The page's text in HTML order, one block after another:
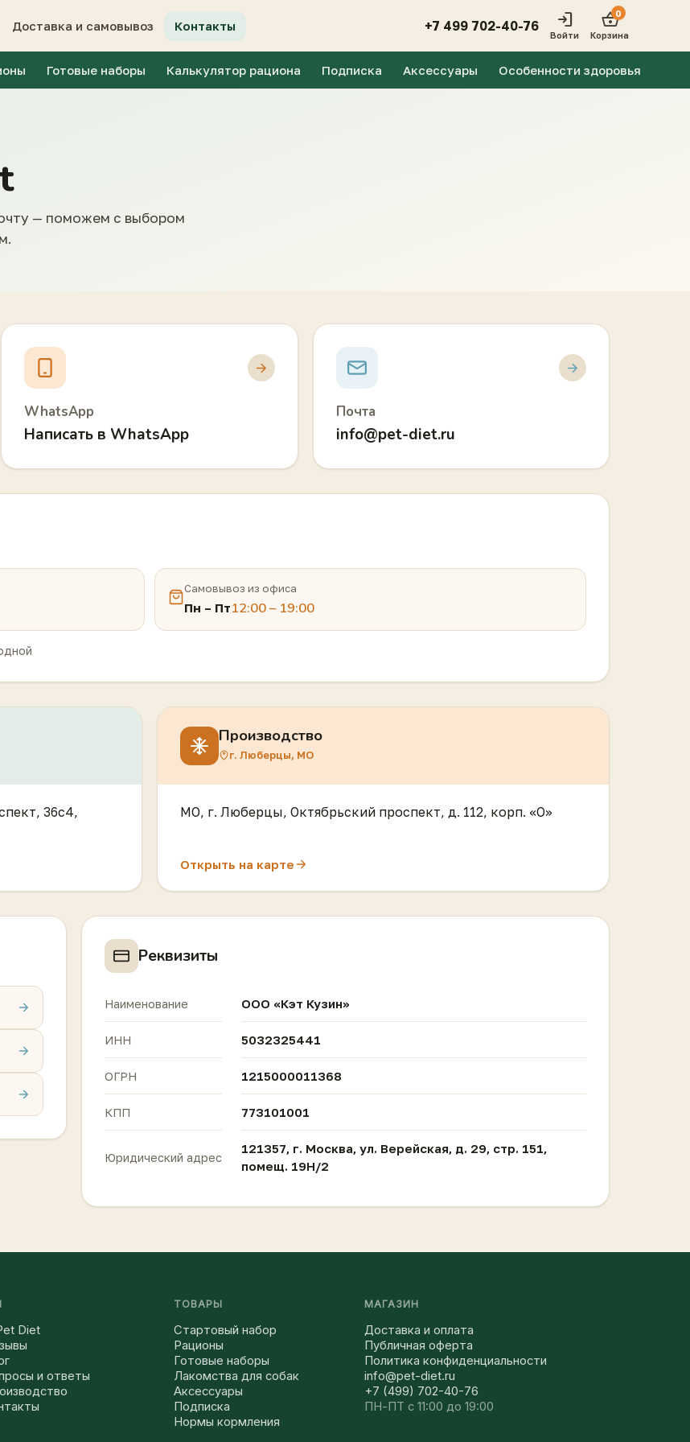
Доставка и самовывоз Контакты +7 499 702-40-76 login
Войти
shopping_basket0
Корзина
Готовые наборы Калькулятор рациона Подписка Аксессуары Особенности здоровья
— поможем с выбором
WhatsApp
Написать в WhatsApp
Почта
info@pet-diet.ru
Самовывоз из офиса
Пн – Пт12:00 – 19:00
36с4,
Производство
г. Люберцы, МО
МО, г. Люберцы, Октябрьский проспект, д. 112, корп. «О»
Открыть на карте
Реквизиты
Наименование ООО «Кэт Кузин»
ИНН 5032325441
ОГРН 1215000011368
КПП 773101001
Юридический адрес
121357, г. Москва, ул. Верейская, д. 29, стр. 151,
помещ. 19Н/2
Diet
и ответы
ТОВАРЫ
Стартовый набор
Рационы
Готовые наборы
Лакомства для собак
Аксессуары
Подписка
Нормы кормления
МАГАЗИН
Доставка и оплата
Публичная оферта
Политика конфиденциальности
info@pet-diet.ru
+7 (499) 702-40-76
ПН-ПТ с 11:00 до 19:00